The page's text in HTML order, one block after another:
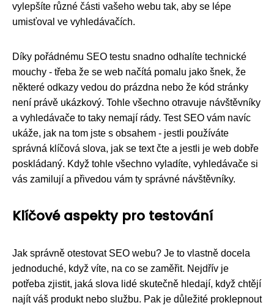
vylepšíte různé části vašeho webu tak, aby se lépe
umisťoval ve vyhledávačích.
Díky pořádnému SEO testu snadno odhalíte technické
mouchy - třeba že se web načítá pomalu jako šnek, že
některé odkazy vedou do prázdna nebo že kód stránky
není právě ukázkový. Tohle všechno otravuje návštěvníky
a vyhledávače to taky nemají rády. Test SEO vám navíc
ukáže, jak na tom jste s obsahem - jestli používáte
správná klíčová slova, jak se text čte a jestli je web dobře
poskládaný. Když tohle všechno vyladíte, vyhledávače si
vás zamilují a přivedou vám ty správné návštěvníky.
Klíčové aspekty pro testování
Jak správně otestovat SEO webu? Je to vlastně docela
jednoduché, když víte, na co se zaměřit. Nejdřív je
potřeba zjistit, jaká slova lidé skutečně hledají, když chtějí
najít váš produkt nebo službu. Pak je důležité proklepnout